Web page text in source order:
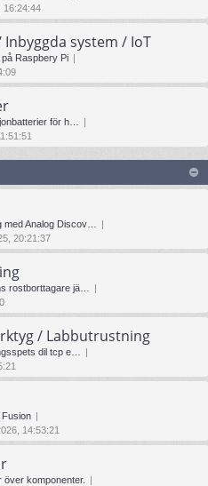
16:24:44
system / IoT
Raspbery Pi
för h…
med Analog Discov…
20:21:37
rostborttagare jä…
/ Labbutrustning
dil tcp e…
Fusion
14:53:21
över komponenter.